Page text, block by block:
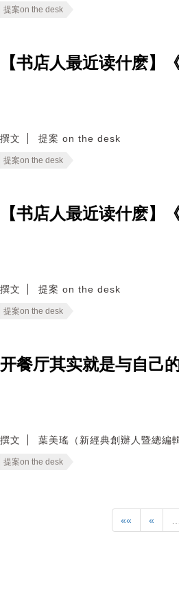
提案on the desk
【书店人最近读什麽】
撰文 提案 on the desk
提案on the desk
【书店人最近读什麽】
撰文 提案 on the desk
提案on the desk
开餐厅其实就是与自己
撰文 葉美瑤（新經典創辦人暨總編
提案on the desk
«« « …